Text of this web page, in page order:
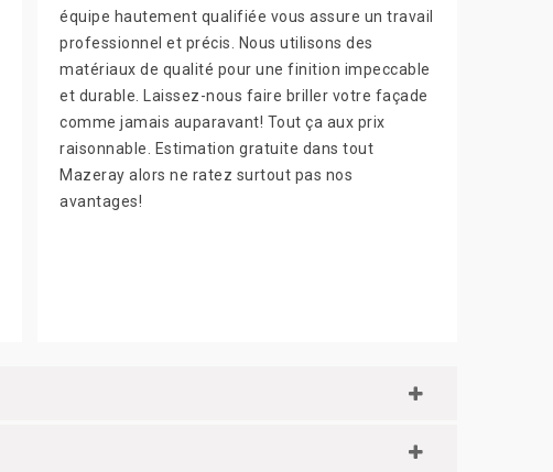
équipe hautement qualifiée vous assure un travail
professionnel et précis. Nous utilisons des
matériaux de qualité pour une finition impeccable
et durable. Laissez-nous faire briller votre façade
comme jamais auparavant! Tout ça aux prix
raisonnable. Estimation gratuite dans tout
Mazeray alors ne ratez surtout pas nos
avantages!